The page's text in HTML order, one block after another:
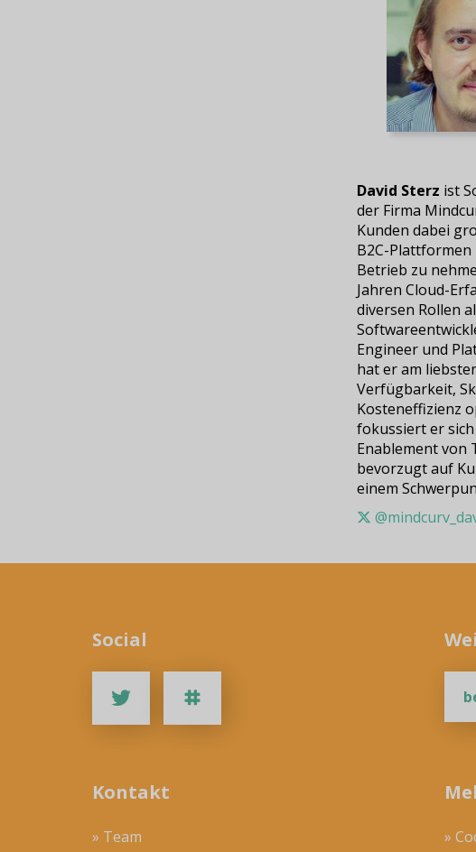
David Sterz ist
der Firma
Kunden dabei
B2C-
Betrieb zu
Jahren Cloud-
diversen Rollen
Engineer und
hat er am
Verfügbarkeit,
Kosteneffizienz
fokussiert er
Enablement von
bevorzugt auf
einem
Social
Kontakt
» Team »